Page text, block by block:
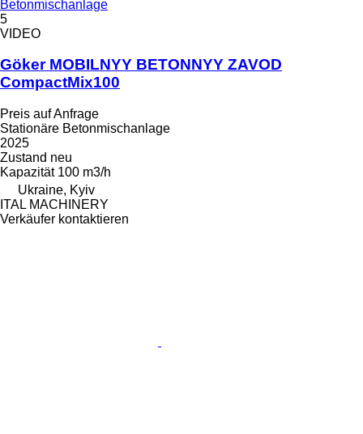
Betonmischanlage
5
VIDEO
Göker MOBILNYY BETONNYY ZAVOD
CompactMix100
Preis auf Anfrage
Stationäre Betonmischanlage
2025
Zustand neu
Kapazität 100 m3/h
Ukraine, Kyiv
ITAL MACHINERY
Verkäufer kontaktieren